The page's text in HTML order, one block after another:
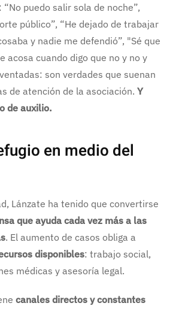
puedo salir sola de noche”,
público”, “He dejado de trabajar
y nadie me defendió”, "Sé que
acosa cuando digo que no y no y
son verdades que suenan
de atención de la asociación. Y
de auxilio.
en medio del
Lánzate ha tenido que convertirse
que ayuda cada vez más a las
. El aumento de casos obliga a
disponibles: trabajo social,
médicas y asesoría legal.
canales directos y constantes